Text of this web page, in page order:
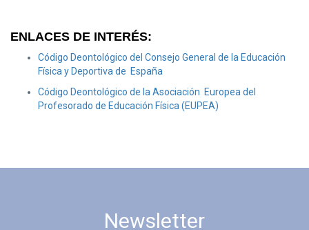
ENLACES DE INTERÉS:
Código Deontológico del Consejo General de la Educación
Física y Deportiva de España
Código Deontológico de la Asociación Europea del
Profesorado de Educación Física (EUPEA)
Newsletter